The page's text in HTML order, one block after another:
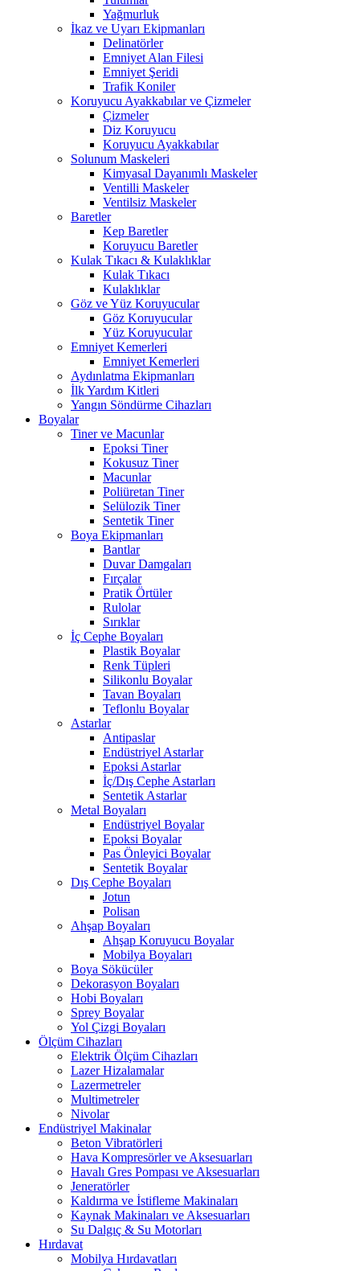
Yağmurluk
İkaz ve Uyarı Ekipmanları
Delinatörler
Emniyet Alan Filesi
Emniyet Şeridi
Trafik Koniler
Koruyucu Ayakkabılar ve Çizmeler
Çizmeler
Diz Koruyucu
Koruyucu Ayakkabılar
Solunum Maskeleri
Kimyasal Dayanımlı Maskeler
Ventilli Maskeler
Ventilsiz Maskeler
Baretler
Kep Baretler
Koruyucu Baretler
Kulak Tıkacı & Kulaklıklar
Kulak Tıkacı
Kulaklıklar
Göz ve Yüz Koruyucular
Göz Koruyucular
Yüz Koruyucular
Emniyet Kemerleri
Emniyet Kemerleri
Aydınlatma Ekipmanları
İlk Yardım Kitleri
Yangın Söndürme Cihazları
Boyalar
Tiner ve Macunlar
Epoksi Tiner
Kokusuz Tiner
Macunlar
Poliüretan Tiner
Selülozik Tiner
Sentetik Tiner
Boya Ekipmanları
Bantlar
Duvar Damgaları
Fırçalar
Pratik Örtüler
Rulolar
Sırıklar
İç Cephe Boyaları
Plastik Boyalar
Renk Tüpleri
Silikonlu Boyalar
Tavan Boyaları
Teflonlu Boyalar
Astarlar
Antipaslar
Endüstriyel Astarlar
Epoksi Astarlar
İç/Dış Cephe Astarları
Sentetik Astarlar
Metal Boyaları
Endüstriyel Boyalar
Epoksi Boyalar
Pas Önleyici Boyalar
Sentetik Boyalar
Dış Cephe Boyaları
Jotun
Polisan
Ahşap Boyaları
Ahşap Koruyucu Boyalar
Mobilya Boyaları
Boya Sökücüler
Dekorasyon Boyaları
Hobi Boyaları
Sprey Boyalar
Yol Çizgi Boyaları
Ölçüm Cihazları
Elektrik Ölçüm Cihazları
Lazer Hizalamalar
Lazermetreler
Multimetreler
Nivolar
Endüstriyel Makinalar
Beton Vibratörleri
Hava Kompresörler ve Aksesuarları
Havalı Gres Pompası ve Aksesuarları
Jeneratörler
Kaldırma ve İstifleme Makinaları
Kaynak Makinaları ve Aksesuarları
Su Dalgıç & Su Motorları
Hırdavat
Mobilya Hırdavatları